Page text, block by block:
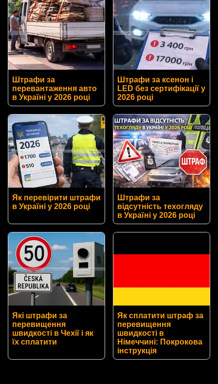
Штрафи за
перевантаження авто
в Україні у 2026 році
Штрафи за ксенон і
LED без сертифікації у
2026 році
Як перевірити штрафи
в Україні у 2026 році
Штрафи за
відсутність техогляду
в Україні у 2026 році
Які штрафи за
перевищення
швидкості в Чехії і як
їх сплатити
Як сплатити штраф за
перевищення
швидкості в
Німеччині: Покрокова
інструкція